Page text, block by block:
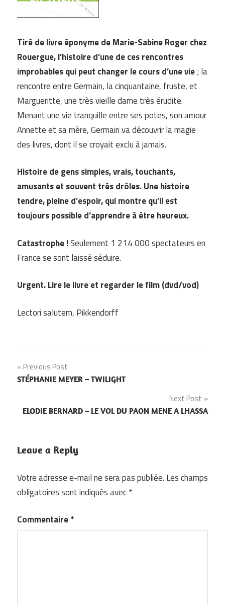
Tiré de livre éponyme de Marie-Sabine Roger chez
Rouergue, l’histoire d’une de ces rencontres
improbables qui peut changer le cours d’une vie; la
rencontre entre Germain, la cinquantaine, fruste, et
Margueritte, une très vieille dame très érudite.
Menant une vie tranquille entre ses potes, son amour
Annette et sa mère, Germain va découvrir la magie
des livres, dont il se croyait exclu à jamais.
Histoire de gens simples, vrais, touchants,
amusants et souvent très drôles. Une histoire
tendre, pleine d’espoir, qui montre qu’il est
toujours possible d’apprendre à être heureux.
Catastrophe !Seulement 1 214 000 spectateurs en
France se sont laissé séduire.
Urgent. Lire le livre et regarder le film (dvd/vod)
Lectori salutem, Pikkendorff
Navigation
de
l’article
Previous Post
STÉPHANIE MEYER – TWILIGHT
Next Post
ELODIE BERNARD – LE VOL DU PAON MENE A LHASSA
Leave a Reply
Votre adresse e-mail ne sera pas publiée. Les champs
obligatoires sont indiqués avec*
Commentaire*